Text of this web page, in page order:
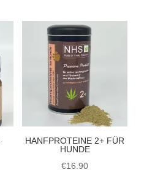
Optionen
Produktseite
werden
HANFPROTEINE 2+ FÜR
HUNDE
€16.90